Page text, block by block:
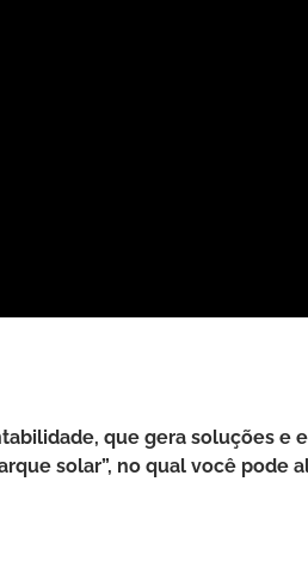
que gera soluções
solar”, no qual você